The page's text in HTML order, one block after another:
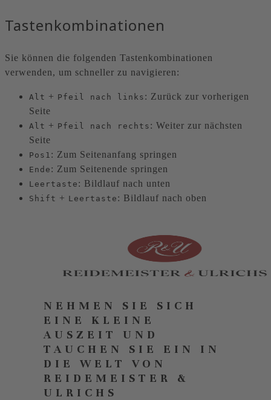
Tastenkombinationen
Sie können die folgenden Tastenkombinationen
verwenden, um schneller zu navigieren:
Alt + Pfeil nach links : Zurück zur vorherigen
Seite
Alt + Pfeil nach rechts : Weiter zur nächsten
Seite
Pos1 : Zum Seitenanfang springen
Ende : Zum Seitenende springen
Leertaste : Bildlauf nach unten
Shift + Leertaste : Bildlauf nach oben
NEHMEN SIE SICH
EINE KLEINE
AUSZEIT UND
TAUCHEN SIE EIN IN
DIE WELT VON
REIDEMEISTER &
ULRICHS